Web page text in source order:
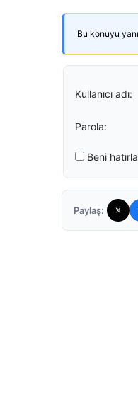
Bu konuyu
Kullanıcı adı:
Parola:
Beni hatırla
Paylaş: